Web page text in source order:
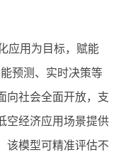
应用为目标，赋能
预测、实时决策等
向社会全面开放，支
空经济应用场景提供
该模型可精准评估不